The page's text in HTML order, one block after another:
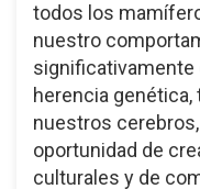
todos los
nuestro
significativamente
herencia
nuestros
oportunidad de
culturales y de